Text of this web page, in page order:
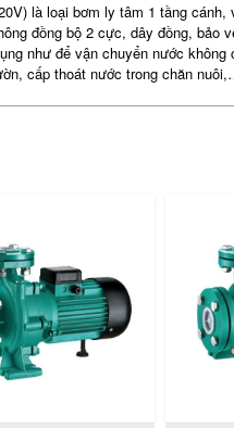
là loại bơm ly tâm 1 tầng
đồng bộ 2 cực, dây đồng,
như để vận chuyển nước
cấp thoát nước trong chăn